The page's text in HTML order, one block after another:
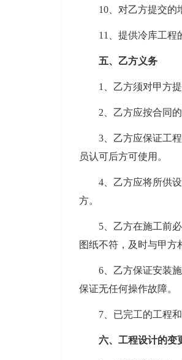
10、对乙方提交的增
11、提供冷库工程的
五、乙方义务
1、乙方须对甲方提
2、乙方应按合同的
3、乙方应保证工程
员认可后方可使用。
4、乙方应将所供设
方。
5、乙方在施工前必
图纸不符，及时与甲方
6、乙方保证安装施
保证无任何操作故障。
7、已完工的工程和
六、工程设计的变